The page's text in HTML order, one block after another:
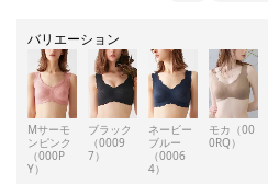
バリエーション
Mサーモ
ンピンク
（000P
Y）
ブラック
（0009
7）
ネービー
ブルー
（0006
4）
モカ（00
0RQ）